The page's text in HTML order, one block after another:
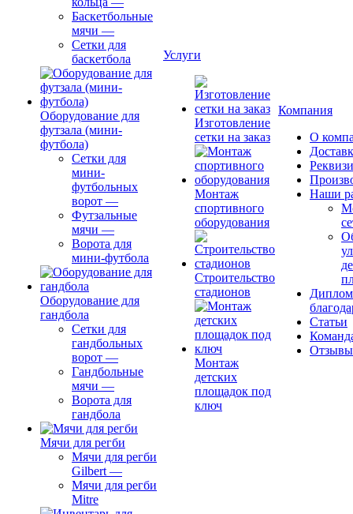
Баскетбольные
мячи —
Сетки для
баскетбола
Оборудование для
футзала (мини-
футбола)
Сетки для
мини-
футбольных
ворот —
Футзальные
мячи —
Ворота для
мини-футбола
Оборудование для
гандбола
Сетки для
гандбольных
ворот —
Гандбольные
мячи —
Ворота для
гандбола
Мячи для регби
Мячи для регби
Gilbert —
Мячи для регби
Mitre
Услуги
Изготовление
сетки на заказ
Монтаж
спортивного
оборудования
Строительство
стадионов
Монтаж
детских
площадок под
ключ
Компания
О
Наши
Статьи
Отзывы